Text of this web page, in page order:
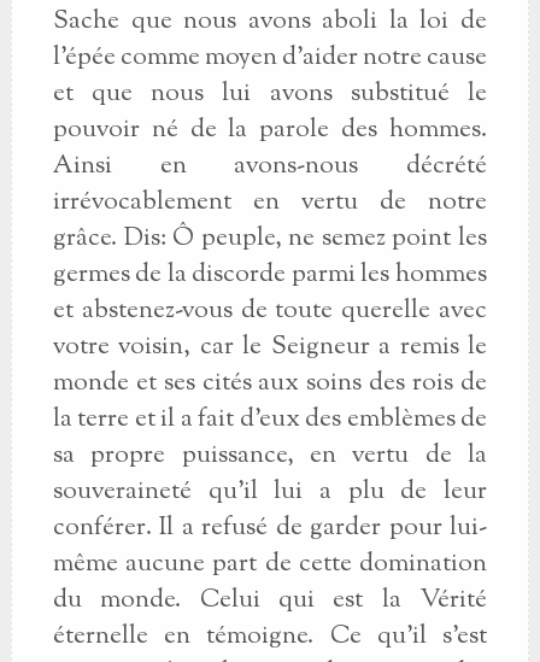
Sache que nous avons aboli la loi de
l'épée comme moyen d'aider notre cause
et que nous lui avons substitué le
pouvoir né de la parole des hommes.
Ainsi en avons-nous décrété
irrévocablement en vertu de notre
grâce. Dis: Ô peuple, ne semez point les
germes de la discorde parmi les hommes
et abstenez-vous de toute querelle avec
votre voisin, car le Seigneur a remis le
monde et ses cités aux soins des rois de
la terre et il a fait d'eux des emblèmes de
sa propre puissance, en vertu de la
souveraineté qu'il lui a plu de leur
conférer. Il a refusé de garder pour lui-
même aucune part de cette domination
du monde. Celui qui est la Vérité
éternelle en témoigne. Ce qu'il s'est